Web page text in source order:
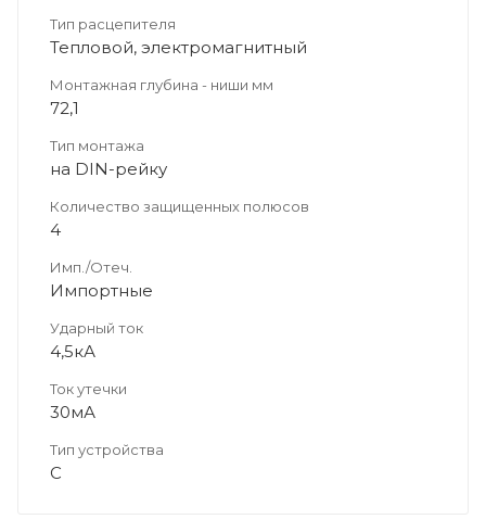
Тип расцепителя
Тепловой, электромагнитный
Монтажная глубина - ниши мм
72,1
Тип монтажа
на DIN-рейку
Количество защищенных полюсов
4
Имп./Отеч.
Импортные
Ударный ток
4,5кА
Ток утечки
30мА
Тип устройства
C